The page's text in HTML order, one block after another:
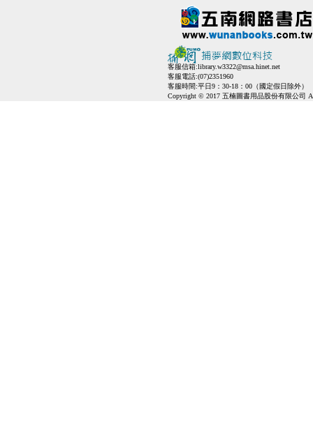
客服信箱:library.w3322@msa.hinet.net
客服電話:(07)2351960
客服時間:平日9：30-18：00（國定假日除外）
Copyright © 2017 五楠圖書用品股份有限公司